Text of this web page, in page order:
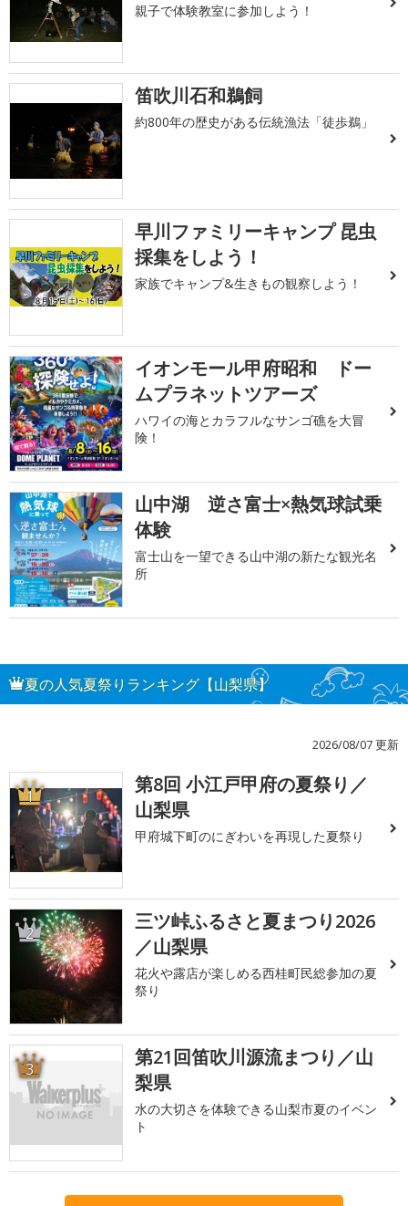
親子で体験教室に参加しよう！
笛吹川石和鵜飼
約800年の歴史がある伝統漁法「徒歩鵜」
早川ファミリーキャンプ 昆虫
採集をしよう！
家族でキャンプ&生きもの観察しよう！
イオンモール甲府昭和 ドー
ムプラネットツアーズ
ハワイの海とカラフルなサンゴ礁を大冒
険！
山中湖 逆さ富士×熱気球試乗
体験
富士山を一望できる山中湖の新たな観光名
所
夏の人気夏祭りランキング【山梨県】
2026/08/07 更新
1
第8回 小江戸甲府の夏祭り／
山梨県
甲府城下町のにぎわいを再現した夏祭り
2
三ツ峠ふるさと夏まつり2026
／山梨県
花火や露店が楽しめる西桂町民総参加の夏
祭り
3
第21回笛吹川源流まつり／山
梨県
水の大切さを体験できる山梨市夏のイベン
ト